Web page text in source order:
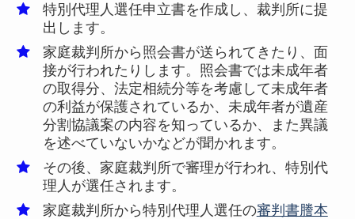
特別代理人選任申立書を作成し、裁判所に提
出します。
家庭裁判所から照会書が送られてきたり、面
接が行われたりします。照会書では未成年者
の取得分、法定相続分等を考慮して未成年者
の利益が保護されているか、未成年者が遺産
分割協議案の内容を知っているか、また異議
を述べていないかなどが聞かれます。
その後、家庭裁判所で審理が行われ、特別代
理人が選任されます。
家庭裁判所から特別代理人選任の審判書謄本